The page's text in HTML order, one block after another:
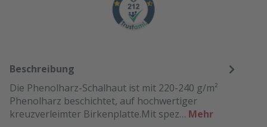
Beschreibung
Die Phenolharz-Schalhaut ist mit 220-240 g/m²
Phenolharz beschichtet, auf hochwertiger
kreuzverleimter Birkenplatte.Mit spez… Mehr